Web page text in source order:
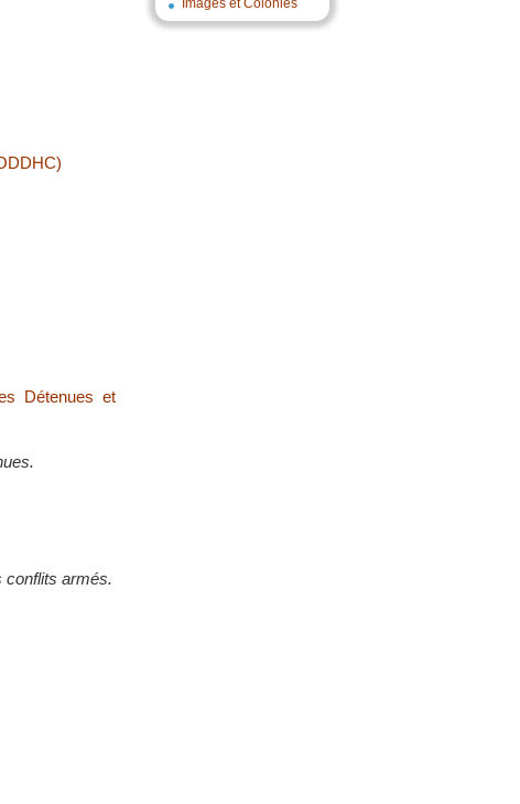
Images et Colonies
Détenues et
conflits armés.